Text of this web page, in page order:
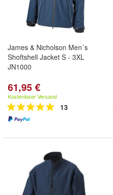
James & Nicholson Men´s
Shoftshell Jacket S - 3XL
JN1000
61,95 €
Kostenloser Versand
13